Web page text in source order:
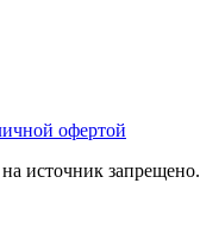
офертой
источник запрещено.